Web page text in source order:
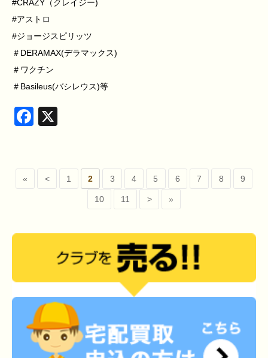
#CRAZY（クレイジー)
#アストロ
#ジョージスピリッツ
＃DERAMAX(デラマックス)
＃ワクチン
＃Basileus(バシレウス)等
Facebook
« < 1 2 3 4 5 6 7 8 9
10 11 > »